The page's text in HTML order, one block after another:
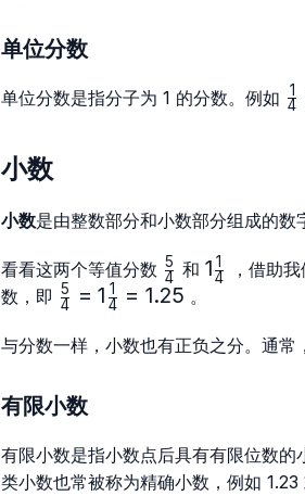
单位分数
单位分数是指分子为 1 的分数。例如 4
1
小数
小数是由整数部分和小数部分组成的数
看看这两个等值分数 \frac{5}
{4}
4
5 和 1\frac{1}
14
1
，借助
数，即 \frac{5}
{4}=1.25
4
5 = 1 4
1 = 1.25 。
与分数一样，小数也有正负之分。通常
有限小数
有限小数是指小数点后具有有限位数
类小数也常被称为精确小数，例如 1.23